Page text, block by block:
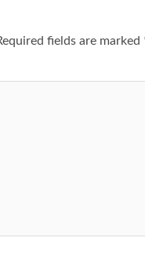
fields are marked